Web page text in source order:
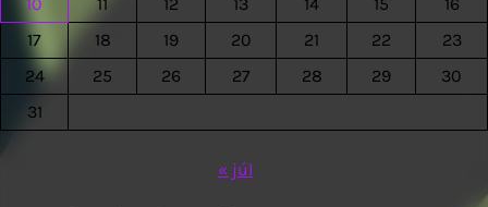
17
18 19 20 21 22
23
24
25 26 27 28 29
30
31
« júl